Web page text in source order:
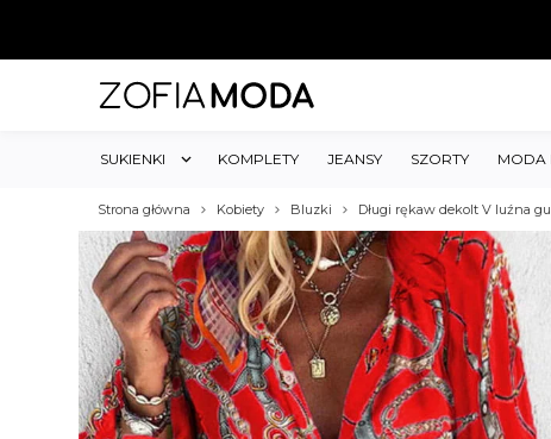
SUKIENKI KOMPLETY JEANSY SZORTY MODA
Strona główna Kobiety Bluzki Długi rękaw dekolt V luźna